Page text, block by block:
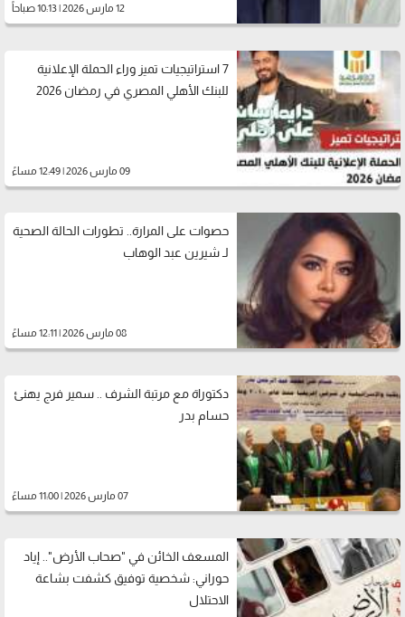
12 مارس 2026 | 10:13 صباحاً
7 استراتيجيات تميز وراء الحملة الإعلانية
للبنك الأهلي المصري في رمضان 2026
09 مارس 2026 | 12:49 مساءً
حصوات على المرارة.. تطورات الحالة الصحية
لـ شيرين عبد الوهاب
08 مارس 2026 | 12:11 مساءً
دكتوراة مع مرتبة الشرف .. سمير فرج يهنئ
حسام بدر
07 مارس 2026 | 11:00 مساءً
المسعف الخائن في "صحاب الأرض".. إياد
حوراني: شخصية توفيق كشفت بشاعة
الاحتلال